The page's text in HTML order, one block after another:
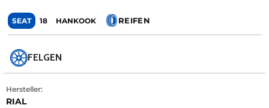
SEAT 18 HANKOOK REIFEN
FELGEN
Hersteller:
RIAL